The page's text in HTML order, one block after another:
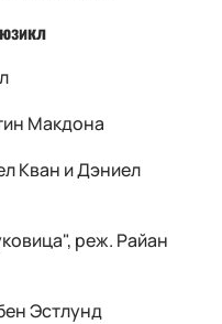
Макдона
Кван и Дэниел
реж. Райан
Эстлунд